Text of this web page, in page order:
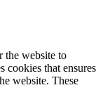
the website to
cookies that ensures
website. These